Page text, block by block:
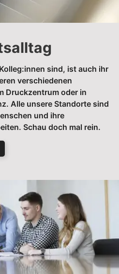
sind, ist auch ihr
verschiedenen
Druckzentrum oder in
Alle unsere Standorte sind
und ihre
Schau doch mal rein.